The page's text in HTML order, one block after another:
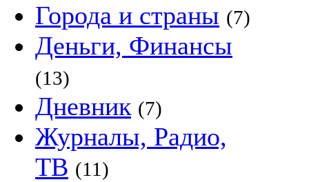
Города и страны (7)
Деньги, Финансы
(13)
Дневник (7)
Журналы, Радио,
ТВ (11)